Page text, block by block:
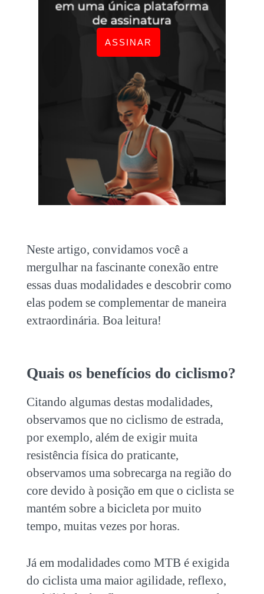
ASSINAR
Neste artigo, convidamos você a
mergulhar na fascinante conexão entre
essas duas modalidades e descobrir como
elas podem se complementar de maneira
extraordinária. Boa leitura!
Quais os benefícios do ciclismo?
Citando algumas destas modalidades,
observamos que no ciclismo de estrada,
por exemplo, além de exigir muita
resistência física do praticante,
observamos uma sobrecarga na região do
core devido à posição em que o ciclista se
mantém sobre a bicicleta por muito
tempo, muitas vezes por horas.
Já em modalidades como MTB é exigida
do ciclista uma maior agilidade, reflexo,